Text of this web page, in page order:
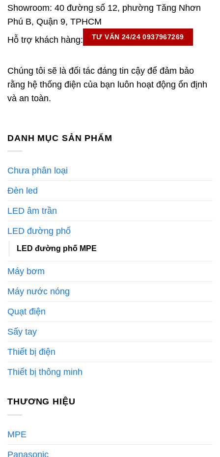
Showroom: 40 đường số 12, phường Tăng Nhơn
Phú B, Quận 9, TPHCM
Hỗ trợ khách hàng:
TƯ VẤN 24/24 0937967269
Chúng tôi sẽ là đối tác đáng tin cậy để đảm bảo
rằng hệ thống điện của bạn luôn hoạt động ổn định
và an toàn.
DANH MỤC SẢN PHẨM
Chưa phân loại
Đèn led
LED âm trần
LED đường phố
LED đường phố MPE
Máy bơm
Máy nước nóng
Quạt điện
Sấy tay
Thiết bị điện
Thiết bị thông minh
THƯƠNG HIỆU
MPE
Panasonic